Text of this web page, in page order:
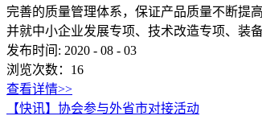
完善的质量管理体系，保证产品质量不断提
并就中小企业发展专项、技术改造专项、装
发布时间: 2020 - 08 - 03
浏览次数： 16
查看详情>>
【快讯】协会参与外省市对接活动